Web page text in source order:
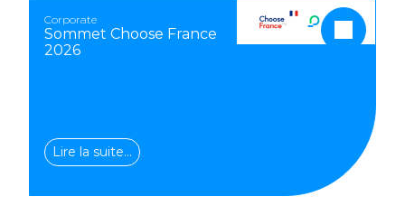
Corporate
Sommet Choose France
2026
Lire la suite…